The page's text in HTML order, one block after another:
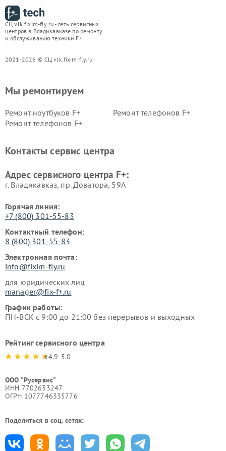
СЦ vlk.fixim-fly.ru - сеть сервисных
центров в Владикавказе по ремонту
и обслуживанию техники F+
2021-2026 © СЦ vlk.fixim-fly.ru
Мы ремонтируем
Ремонт ноутбуков F+
Ремонт телефонов F+
Ремонт телефонов F+
Контакты сервис центра
Адрес сервисного центра F+:
г. Владикавказ, пр. Доватора, 59А
Горячая линия:
+7 (800) 301-55-83
Контактный телефон:
8 (800) 301-55-83
Электронная почта:
info@fixim-fly.ru
для юридических лиц
manager@fix-f+.ru
График работы:
ПН-ВСК с 9:00 до 21:00 без перерывов и выходных
Рейтинг сервисного центра
4.9-5.0
ООО "Русервис"
ИНН 7702633247
ОГРН 1077746335776
Поделиться в соц. сетях: